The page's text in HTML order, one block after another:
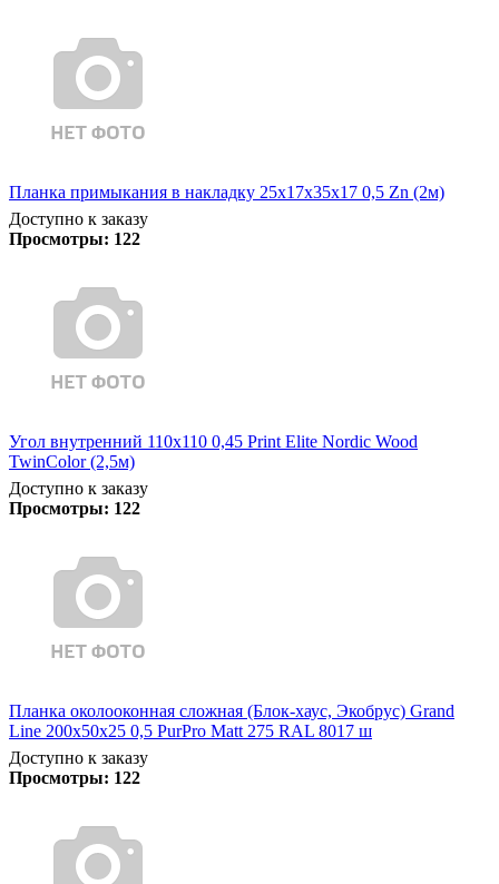
Планка примыкания в накладку 25х17х35х17 0,5 Zn (2м)
Доступно к заказу
Просмотры: 122
Угол внутренний 110х110 0,45 Print Elite Nordic Wood
TwinColor (2,5м)
Доступно к заказу
Просмотры: 122
Планка околооконная сложная (Блок-хаус, Экобрус) Grand
Line 200х50х25 0,5 PurPro Matt 275 RAL 8017 ш
Доступно к заказу
Просмотры: 122